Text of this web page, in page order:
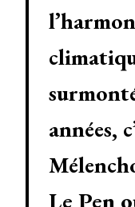
années,
Le Pen